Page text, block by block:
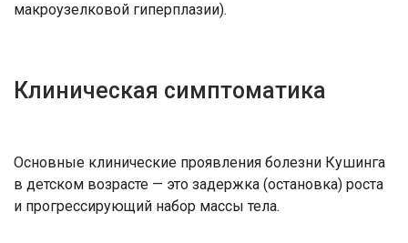
макроузелковой гиперплазии).
Клиническая симптоматика
Основные клинические проявления болезни Кушинга
в детском возрасте — это задержка (остановка) роста
и прогрессирующий набор массы тела.